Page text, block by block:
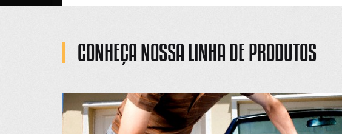
CONHEÇA NOSSA LINHA DE PRODUTOS